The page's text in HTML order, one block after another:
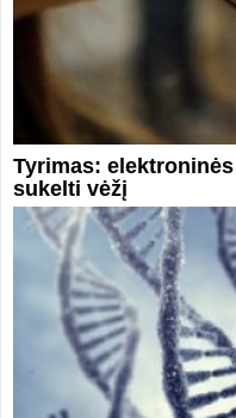
Tyrimas:
sukelti vėžį